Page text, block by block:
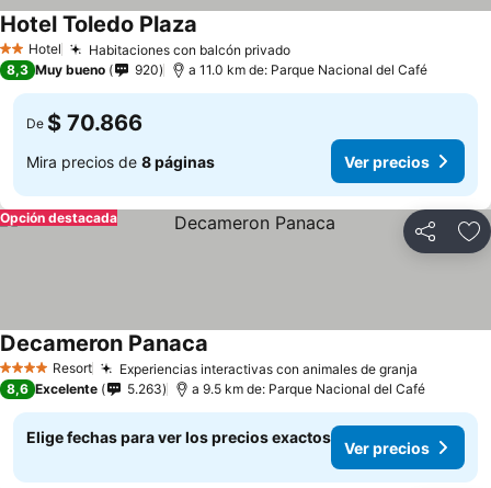
2 Estrellas
Hotel Habitaciones con balcón privado
Hotel Toledo Plaza
8,3 Muy bueno 920 a 11.0 km de: Parque Nacional del Café
De $ 70.866
Mira precios de 8 páginas Ver precios
Compartir
Opción destacada
4 EstrellasResort Experiencias interactivas con animales de granja
Decameron Panaca
8,6 Excelente 5.263 a 9.5 km de: Parque Nacional del Café
Elige fechas para ver los precios exactos
Ver precios